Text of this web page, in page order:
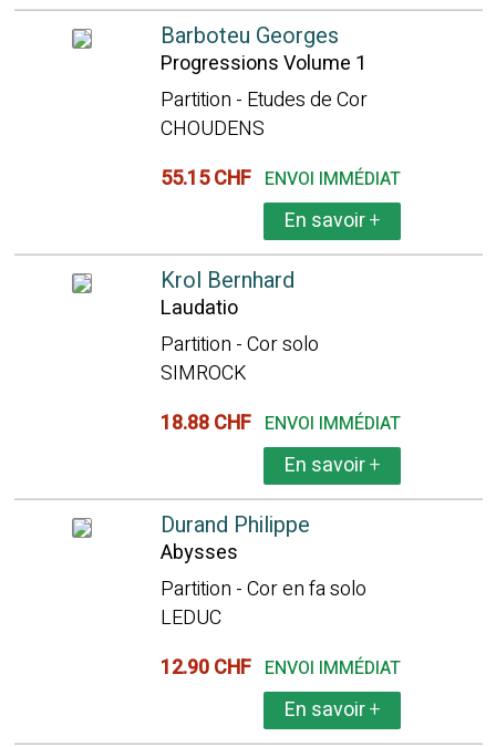
Barboteu Georges
Progressions Volume 1
Partition - Etudes de Cor
CHOUDENS
55.15 CHF ENVOI IMMÉDIAT
En savoir+
Krol Bernhard
Laudatio
Partition - Cor solo
SIMROCK
18.88 CHF ENVOI IMMÉDIAT
En savoir+
Durand Philippe
Abysses
Partition - Cor en fa solo
LEDUC
12.90 CHF ENVOI IMMÉDIAT
En savoir+